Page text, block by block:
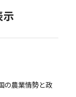
示
の農業情勢と政